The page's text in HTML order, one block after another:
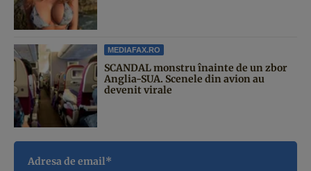
MEDIAFAX.RO
SCANDAL monstru înainte de un zbor
Anglia-SUA. Scenele din avion au
devenit virale
Adresa de email*